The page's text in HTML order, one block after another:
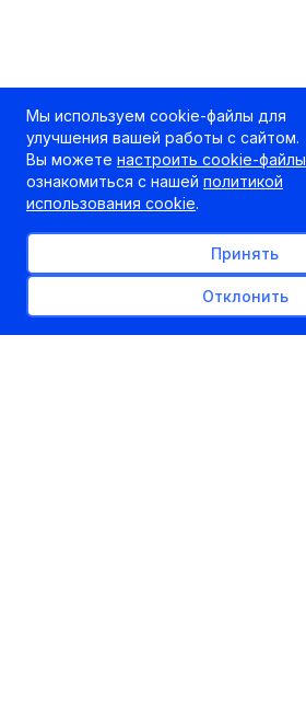
Мы используем cookie-файлы для
улучшения вашей работы с сайтом.
Вы можете настроить cookie-файлы
ознакомиться с нашей политикой
использования cookie.
Принять
Отклонить